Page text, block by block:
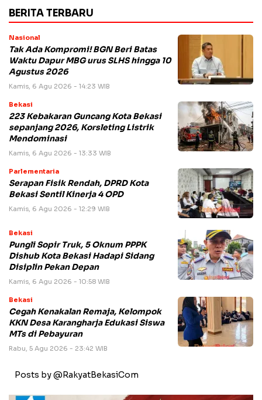
BERITA TERBARU
Nasional
Tak Ada Kompromi! BGN Beri Batas
Waktu Dapur MBG urus SLHS hingga 10
Agustus 2026
Kamis, 6 Agu 2026 - 14:23 WIB
Bekasi
223 Kebakaran Guncang Kota Bekasi
sepanjang 2026, Korsleting Listrik
Mendominasi
Kamis, 6 Agu 2026 - 13:33 WIB
Parlementaria
Serapan Fisik Rendah, DPRD Kota
Bekasi Sentil Kinerja 4 OPD
Kamis, 6 Agu 2026 - 12:29 WIB
Bekasi
Pungli Sopir Truk, 5 Oknum PPPK
Dishub Kota Bekasi Hadapi Sidang
Disiplin Pekan Depan
Kamis, 6 Agu 2026 - 10:58 WIB
Bekasi
Cegah Kenakalan Remaja, Kelompok
KKN Desa Karangharja Edukasi Siswa
MTs di Pebayuran
Rabu, 5 Agu 2026 - 23:42 WIB
Posts by @RakyatBekasiCom